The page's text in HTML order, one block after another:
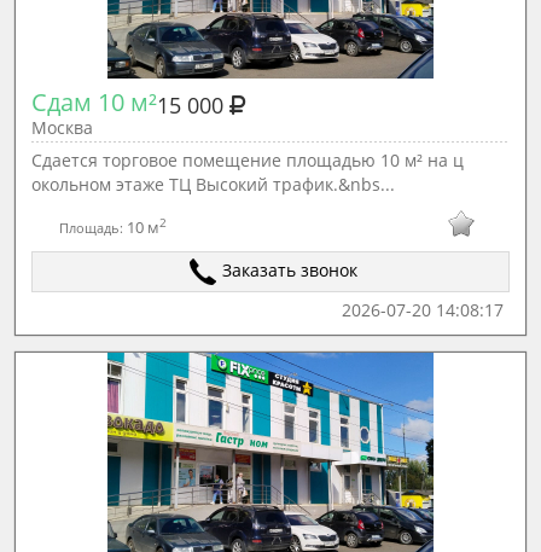
Сдам 10 м²15 000
Москва
Сдается торговое помещение площадью 10 м² на ц
окольном этаже ТЦ Высокий трафик.&nbs...
Площадь: 10 м2
Заказать звонок
2026-07-20 14:08:17